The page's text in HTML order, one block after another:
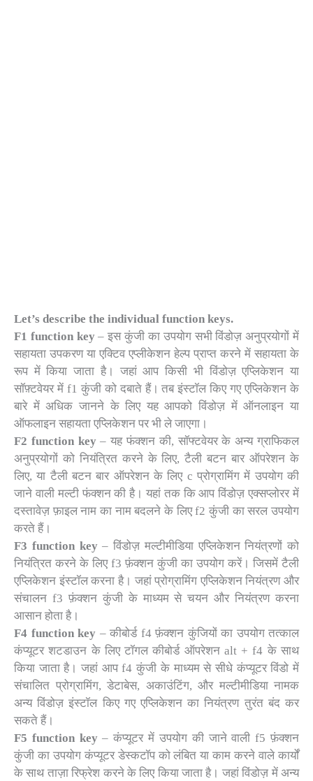
Let’s describe the individual function keys.
F1 function key– इस कुंजी का उपयोग सभी विंडोज़ अनुप्रयोगों में
सहायता उपकरण या एक्टिव एप्लीकेशन हेल्प प्राप्त करने में सहायता के
रूप में किया जाता है। जहां आप किसी भी विंडोज़ एप्लिकेशन या
सॉफ़्टवेयर में f1 कुंजी को दबाते हैं। तब इंस्टॉल किए गए एप्लिकेशन के
बारे में अधिक जानने के लिए यह आपको विंडोज़ में ऑनलाइन या
ऑफलाइन सहायता एप्लिकेशन पर भी ले जाएगा।
F2 function key– यह फंक्शन की, सॉफ्टवेयर के अन्य ग्राफिकल
अनुप्रयोगों को नियंत्रित करने के लिए, टैली बटन बार ऑपरेशन के
लिए, या टैली बटन बार ऑपरेशन के लिए c प्रोग्रामिंग में उपयोग की
जाने वाली मल्टी फंक्शन की है। यहां तक ​​कि आप विंडोज़ एक्सप्लोरर में
दस्तावेज़ फ़ाइल नाम का नाम बदलने के लिए f2 कुंजी का सरल उपयोग
करते हैं।
F3 function key– विंडोज़ मल्टीमीडिया एप्लिकेशन नियंत्रणों को
नियंत्रित करने के लिए f3 फ़ंक्शन कुंजी का उपयोग करें। जिसमें टैली
एप्लिकेशन इंस्टॉल करना है। जहां प्रोग्रामिंग एप्लिकेशन नियंत्रण और
संचालन f3 फ़ंक्शन कुंजी के माध्यम से चयन और नियंत्रण करना
आसान होता है।
F4 function key – कीबोर्ड f4 फ़ंक्शन कुंजियों का उपयोग तत्काल
कंप्यूटर शटडाउन के लिए टॉगल कीबोर्ड ऑपरेशन alt + f4 के साथ
किया जाता है। जहां आप f4 कुंजी के माध्यम से सीधे कंप्यूटर विंडो में
संचालित प्रोग्रामिंग, डेटाबेस, अकाउंटिंग, और मल्टीमीडिया नामक
अन्य विंडोज़ इंस्टॉल किए गए एप्लिकेशन का नियंत्रण तुरंत बंद कर
सकते हैं।
F5 function key– कंप्यूटर में उपयोग की जाने वाली f5 फ़ंक्शन
कुंजी का उपयोग कंप्यूटर डेस्कटॉप को लंबित या काम करने वाले कार्यों
के साथ ताज़ा रिफ्रेश करने के लिए किया जाता है। जहां विंडोज़ में अन्य